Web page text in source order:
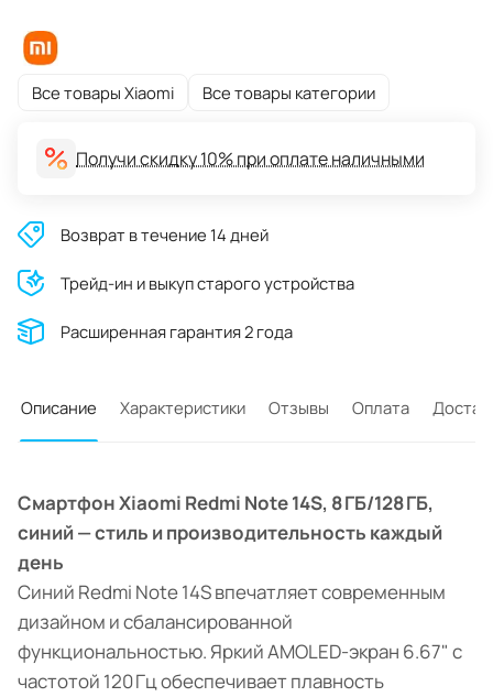
Все товары Xiaomi Все товары категории
Получи скидку 10% при оплате наличными
Возврат в течение 14 дней
Трейд-ин и выкуп старого устройства
Расширенная гарантия 2 года
Описание Характеристики Отзывы Оплата
Смартфон Xiaomi Redmi Note 14S, 8 ГБ/128 ГБ,
синий — стиль и производительность каждый
день
Синий Redmi Note 14S впечатляет современным
дизайном и сбалансированной
функциональностью. Яркий AMOLED-экран 6.67" с
частотой 120 Гц обеспечивает плавность